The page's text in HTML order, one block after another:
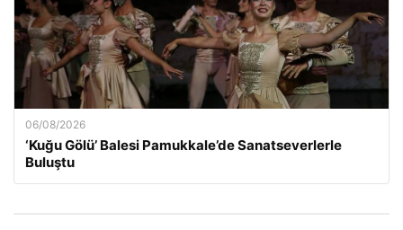
06/08/2026
‘Kuğu Gölü’ Balesi Pamukkale’de Sanatseverlerle
Buluştu